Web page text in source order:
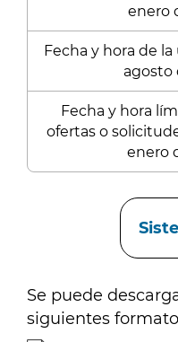
enero
Fecha y hora de
agosto
Fecha y hora
ofertas o
enero
Se puede
siguientes